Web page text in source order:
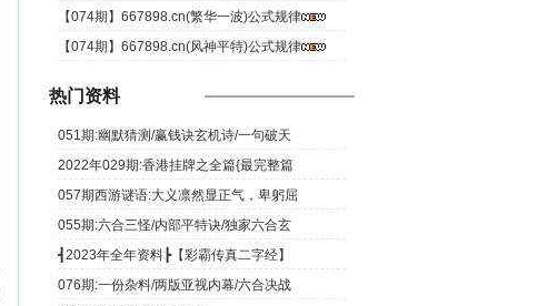
【074期】667898.cn(繁华一波)公式规律
【074期】667898.cn(风神平特)公式规律
热门资料
051期:幽默猜测/赢钱诀玄机诗/一句破天
2022年029期:香港挂牌之全篇{最完整篇
057期西游谜语:大义凛然显正气，卑躬屈
055期:六合三怪/内部平特诀/独家六合玄
┫2023年全年资料┣【彩霸传真二字经】
076期:一份杂料/两版亚视内幕/六合决战